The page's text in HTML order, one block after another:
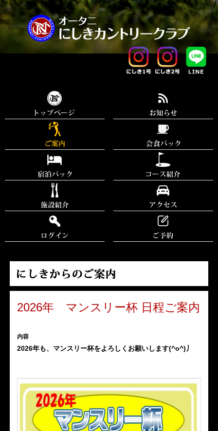
2026年 マンスリー杯 日程ご案内
内容
2026年も、マンスリー杯をよろしくお願いします(^o^)丿